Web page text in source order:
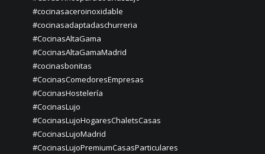
#cocinasaceroinoxidable
#cocinasadaptadaschurreria
#CocinasAltaGama
#CocinasAltaGamaMadrid
#cocinasbonitas
#CocinasComedoresEmpresas
#CocinasHostelería
#CocinasLujo
#CocinasLujoHogaresChaletsCasas
#CocinasLujoMadrid
#CocinasLujoPremiumCasasParticulares